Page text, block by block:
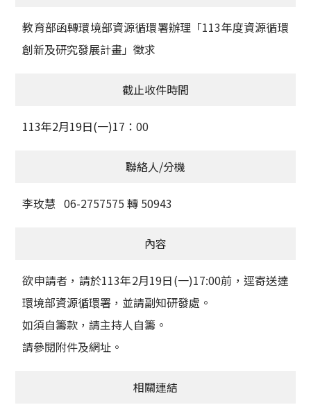
學術榮譽
其他
活動花絮
教育部函轉環境部資源循環署辦理「113年度資源循環
創新及研究發展計畫」徵求
截止收件時間
113年2月19日(一)17 ：00
聯絡人/分機
李玫慧 06-2757575 轉 50943
內容
欲申請者，請於113年2月19日(一)17:00前，逕寄送達
環境部資源循環署，並請副知研發處。
如須自籌款，請主持人自籌。
請參閱附件及網址。
相關連結